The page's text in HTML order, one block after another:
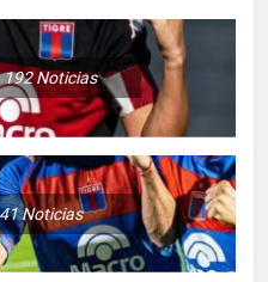
192Noticias
41Noticias